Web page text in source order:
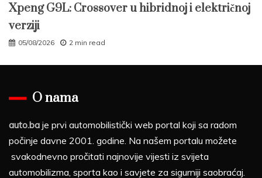
Xpeng G9L: Crossover u hibridnoj i električnoj
verziji
05/08/2026 2 min read
O nama
auto.ba je prvi automobilistički web portal koji sa radom
počinje davne 2001. godine. Na našem portalu možete
svakodnevno pročitati najnovije vijesti iz svijeta
automobilizma, sporta kao i savjete za sigurniji saobraćaj.